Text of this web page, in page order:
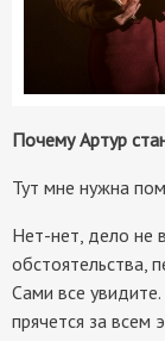
Почему Артур
Тут мне нужна
Нет-нет, дело не
обстоятельства,
Сами все
прячется за всем